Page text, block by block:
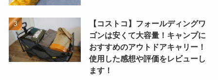
【コストコ】フォールディングワ
ゴンは安くて大容量！キャンプに
おすすめのアウトドアキャリー！
使用した感想や評価をレビューし
ます！